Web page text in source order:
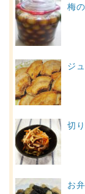
梅
ジ
切
お